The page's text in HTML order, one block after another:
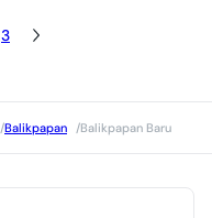
3
/Balikpapan /Balikpapan Baru